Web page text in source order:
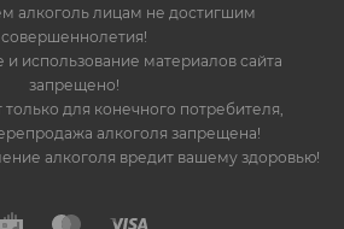
алкоголь лицам не достигшим
совершеннолетия!
и использование материалов сайта
запрещено!
только для конечного потребителя,
алкоголя запрещена!
алкоголя вредит вашему здоровью!